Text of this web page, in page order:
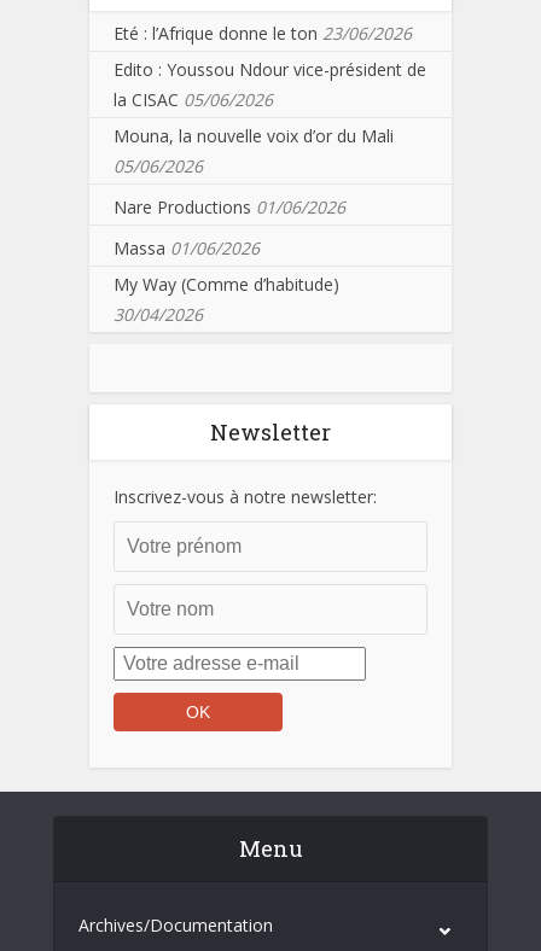
Eté : l’Afrique donne le ton 23/06/2026
Edito : Youssou Ndour vice-président de
la CISAC 05/06/2026
Mouna, la nouvelle voix d’or du Mali
05/06/2026
Nare Productions 01/06/2026
Massa 01/06/2026
My Way (Comme d’habitude)
30/04/2026
Newsletter
Inscrivez-vous à notre newsletter:
Menu
Archives/Documentation